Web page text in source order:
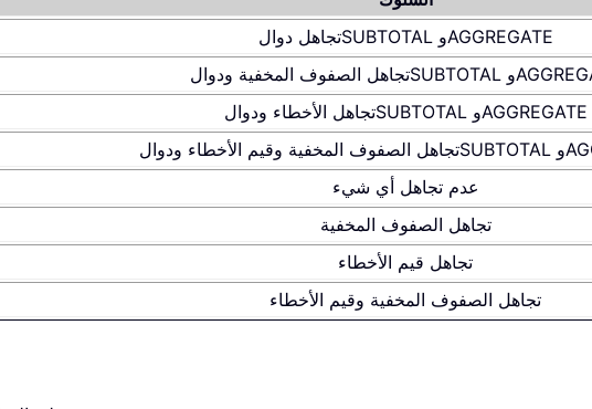
تجاهل دوالSUBTOTAL وAGGREGATE
تجاهل الصفوف المخفية ودوالSUBTOTAL و
تجاهل الأخطاء ودوالSUBTOTAL وAGGREGATE
تجاهل الصفوف المخفية وقيم الأخطاء ودوالSUBTOTAL و
عدم تجاهل أي شيء
تجاهل الصفوف المخفية
تجاهل قيم الأخطاء
تجاهل الصفوف المخفية وقيم الأخطاء